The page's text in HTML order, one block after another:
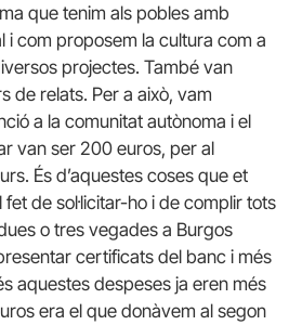
que tenim als pobles amb
i com proposem la cultura com a
projectes. També van
de relats. Per a això, vam
a la comunitat autònoma i el
van ser 200 euros, per al
És d’aquestes coses que et
de sol·licitar-ho i de complir tots
o tres vegades a Burgos
certificats del banc i més
aquestes despeses ja eren més
era el que donàvem al segon